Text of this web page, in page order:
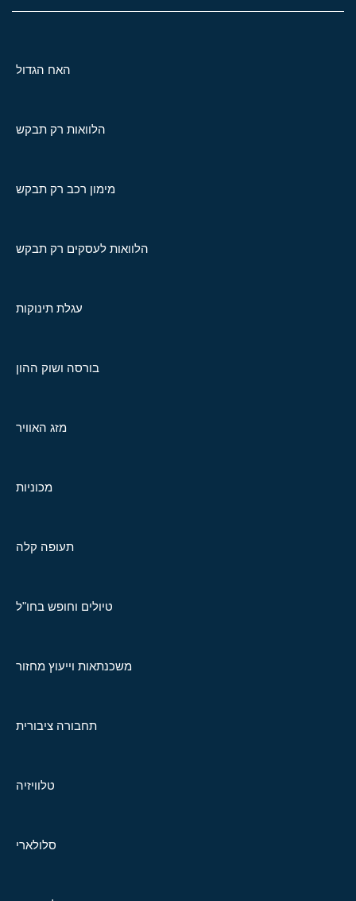
האח הגדול
הלוואות רק תבקש
מימון רכב רק תבקש
הלוואות לעסקים רק תבקש
עגלת תינוקות
בורסה ושוק ההון
מזג האוויר
מכוניות
תעופה קלה
טיולים וחופש בחו"ל
משכנתאות וייעוץ מחזור
תחבורה ציבורית
טלוויזיה
סלולארי